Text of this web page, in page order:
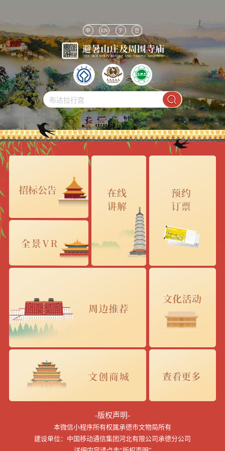
中 EN テ 한
布达拉行宫
-版权声明-
本微信小程序所有权属承德市文物局所有
建设单位：中国移动通信集团河北有限公司承德分公司